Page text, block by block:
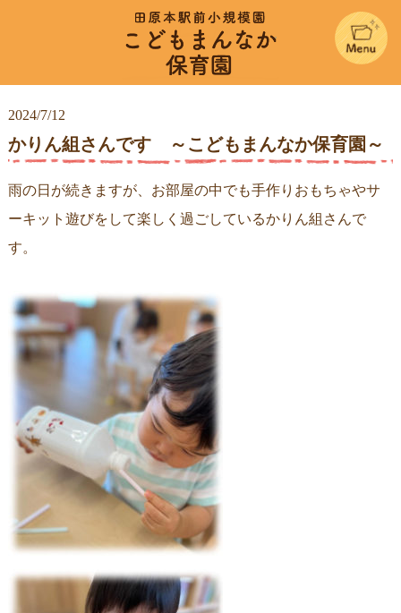
こどもまん
2024/7/12
かりん組さんです ～こどもまんなか保育園～
雨の日が続きますが、お部屋の中でも手作りおもちゃやサ
ーキット遊びをして楽しく過ごしているかりん組さんで
す。